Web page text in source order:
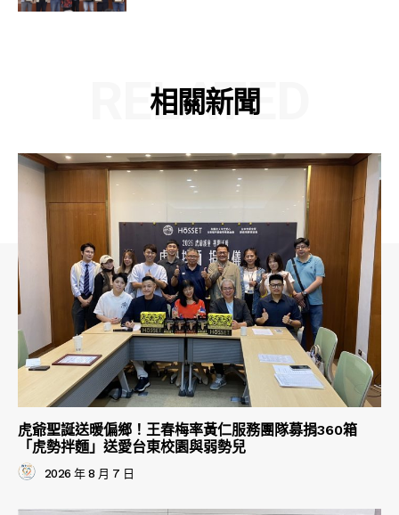
相關新聞
RELATED
虎爺聖誕送暖偏鄉！王春梅率黃仁服務團隊募捐360箱
「虎勢拌麵」送愛台東校園與弱勢兒
2026 年 8 月 7 日